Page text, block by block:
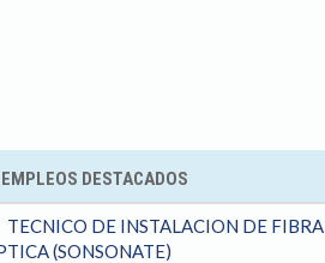
EMPLEOS DESTACADOS
TECNICO DE INSTALACION DE FIBRA
(SONSONATE)